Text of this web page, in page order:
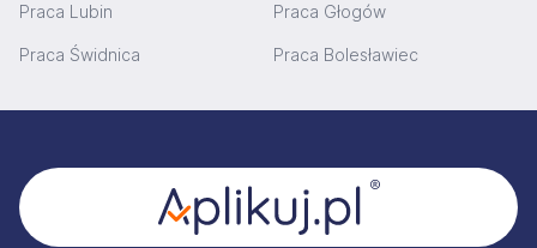
Praca Lubin Praca Głogów
Praca Świdnica Praca Bolesławiec